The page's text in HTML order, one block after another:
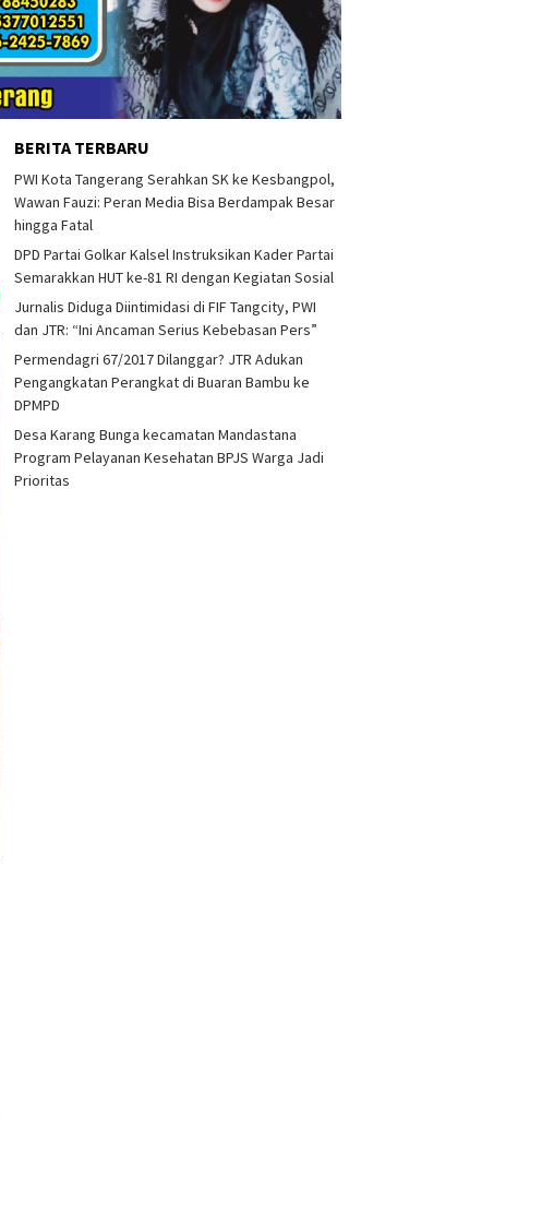
BERITA TERBARU
PWI Kota Tangerang Serahkan SK ke Kesbangpol,
Wawan Fauzi: Peran Media Bisa Berdampak Besar
hingga Fatal
DPD Partai Golkar Kalsel Instruksikan Kader Partai
Semarakkan HUT ke-81 RI dengan Kegiatan Sosial
Jurnalis Diduga Diintimidasi di FIF Tangcity, PWI
dan JTR: “Ini Ancaman Serius Kebebasan Pers”
Permendagri 67/2017 Dilanggar? JTR Adukan
Pengangkatan Perangkat di Buaran Bambu ke
DPMPD
Desa Karang Bunga kecamatan Mandastana
Program Pelayanan Kesehatan BPJS Warga Jadi
Prioritas